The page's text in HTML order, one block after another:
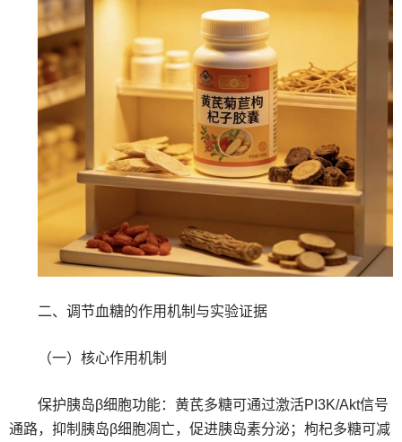
二、调节血糖的作用机制与实验证据
（一）核心作用机制
保护胰岛β细胞功能：黄芪多糖可通过激活PI3K/Akt信号
通路，抑制胰岛β细胞凋亡，促进胰岛素分泌；枸杞多糖可减